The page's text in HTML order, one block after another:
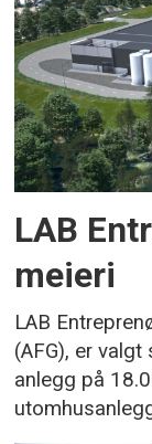
LAB
meieri
LAB
(AFG), er
anlegg på